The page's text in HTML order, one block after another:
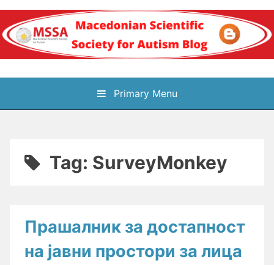
Skip
content
Блог на
Македонското научно
здружение за
Primary Menu
Tag: SurveyMonkey
Прашалник за достапност
на јавни простори за лица